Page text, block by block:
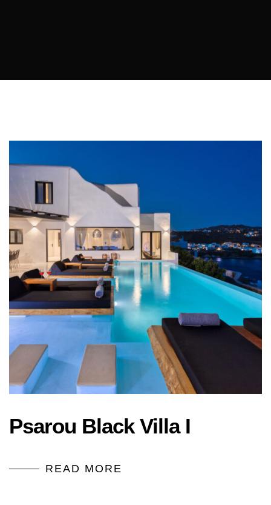
Psarou Black Villa I
READ MORE